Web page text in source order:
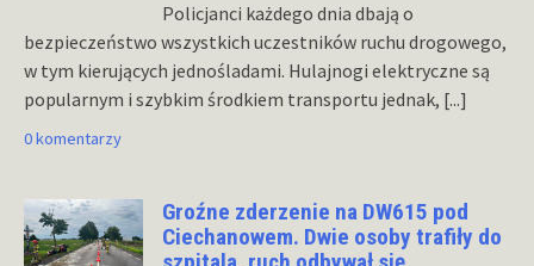
Policjanci każdego dnia dbają o
bezpieczeństwo wszystkich uczestników ruchu drogowego,
w tym kierujących jednośladami. Hulajnogi elektryczne są
popularnym i szybkim środkiem transportu jednak, [...]
0 komentarzy
Groźne zderzenie na DW615 pod
Ciechanowem. Dwie osoby trafiły do